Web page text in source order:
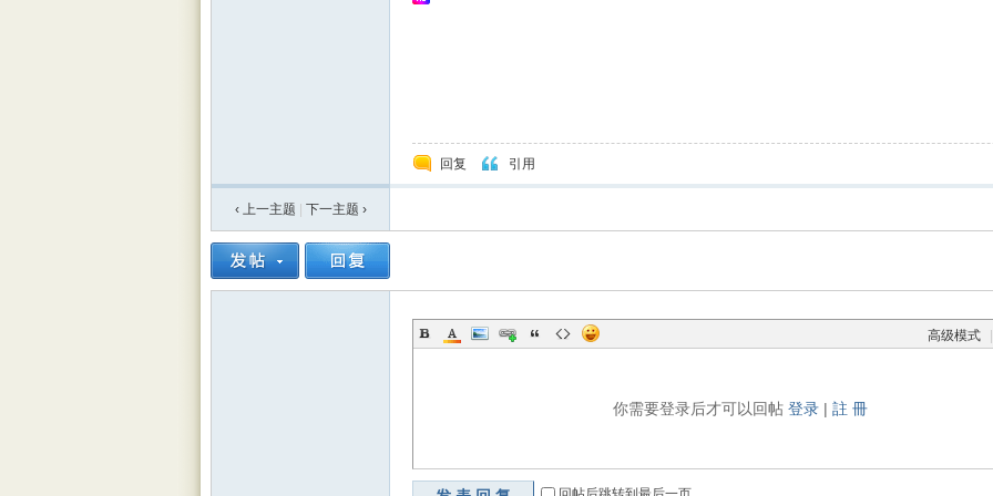
回复 引用
‹ 上一主题 下一主题 ›
高级模式
你需要登录后才可以回帖 登录| 註 冊